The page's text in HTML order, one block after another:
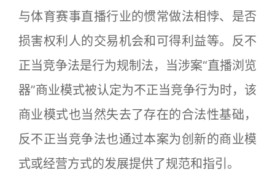
与体育赛事直播行业的惯常做法相悖、是否
损害权利人的交易机会和可得利益等。反不
正当竞争法是行为规制法，当涉案“直播浏览
器”商业模式被认定为不正当竞争行为时，该
商业模式也当然失去了存在的合法性基础，
反不正当竞争法也通过本案为创新的商业模
式或经营方式的发展提供了规范和指引。